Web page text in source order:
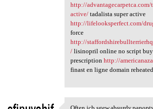
http://advantagecarpetca.com/
active/tadalista super active
http://lifelooksperfect.com/
force
http://
/lisinopril online no script
prescription http://
finast en ligne domain